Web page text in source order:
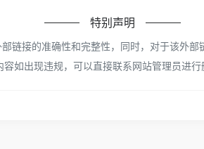
特别声明
链接的准确性和完整性，同时，对于该外
如出现违规，可以直接联系网站管理员进行